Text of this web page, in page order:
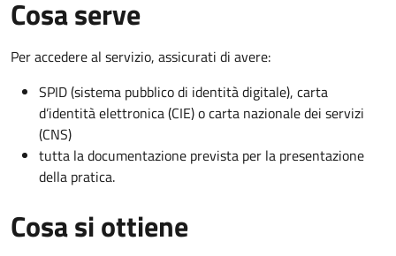
Cosa serve
Per accedere al servizio, assicurati di avere:
SPID (sistema pubblico di identità digitale), carta
d’identità elettronica (CIE) o carta nazionale dei servizi
(CNS)
tutta la documentazione prevista per la presentazione
della pratica.
Cosa si ottiene